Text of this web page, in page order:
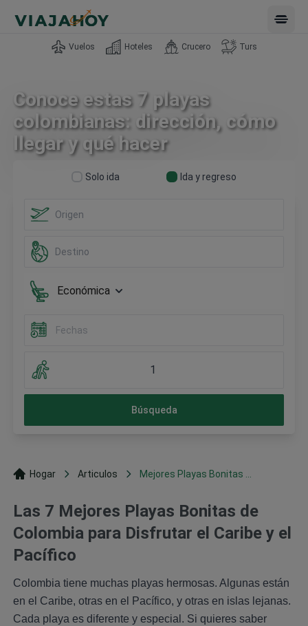
Open
Vuelos Hoteles Crucero Turs
Conoce estas 7 playas
colombianas: dirección, cómo
llegar y qué hacer
Solo ida Ida y regreso
Económica
1
Búsqueda
Hogar Articulos Mejores Playas Bonitas ...
Las 7 Mejores Playas Bonitas de
Colombia para Disfrutar el Caribe y el
Pacífico
Colombia tiene muchas playas hermosas. Algunas están
en el Caribe, otras en el Pacífico, y otras en islas lejanas.
Cada playa es diferente y especial. Si quieres saber